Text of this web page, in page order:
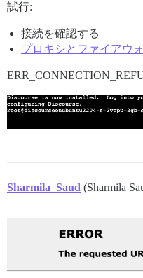
試行:
接続を確認する
プロキシとファイアウ
Sharmila_Saud (Sharmila